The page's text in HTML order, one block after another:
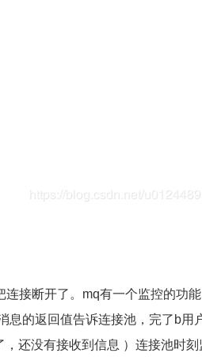
接断开了。mq有一个监控的功
息的返回值告诉连接池，完了b用
还没有接收到信息 ）连接池时刻